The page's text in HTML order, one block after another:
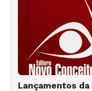
Lançamentos